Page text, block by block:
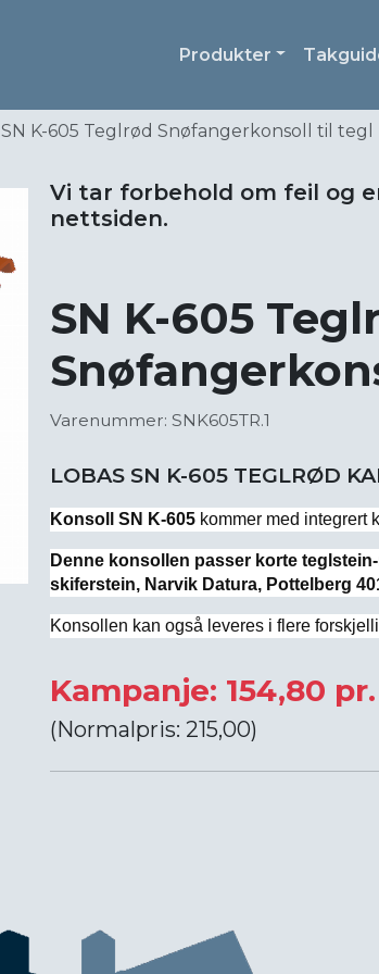
Produkter
SN K-605 Teglrød Snøfangerkonsoll til tegl
Vi tar forbehold om feil og
nettsiden.
SN K-605
Varenummer: SNK605TR.1
LOBAS SN K-605 TEGLRØD
Konsoll SN K-605 kommer med integrert
Denne konsollen passer korte
skiferstein, Narvik Datura, Pottelberg
Konsollen kan også leveres i flere
Kampanje: 154,80
(Normalpris: 215,00)